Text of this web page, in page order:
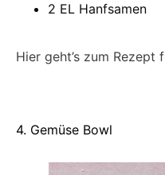
2 EL Hanfsamen
Hier geht’s zum Rezept
4. Gemüse Bowl